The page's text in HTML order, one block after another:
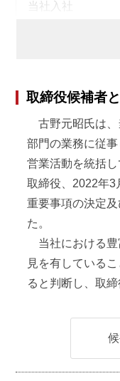
当社入社
2009年 6月
当社企画技術本
2010年 10月
当社執行役員就任
2012年
当社関東本部長
当社東京支店長
6月
取締役候補者
古野元昭氏は、
部門の業務に従
営業活動を統括
取締役、2022年3
重要事項の決定
た。
当社における豊
見を有している
ると判断し、取